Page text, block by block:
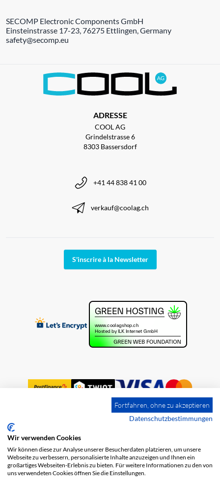
SECOMP Electronic Components GmbH
Einsteinstrasse 17-23, 76275 Ettlingen, Germany
safety@secomp.eu
ADRESSE
COOL AG
Grindelstrasse 6
8303 Bassersdorf
+41 44 838 41 00
verkauf@coolag.ch
S'inscrire à la Newsletter
Impression
Protection des données
Fortfahren, ohne zu akzeptieren
Datenschutzbestimmungen
Wir verwenden Cookies
Wir können diese zur Analyse unserer Besucherdaten platzieren, um unsere
Webseite zu verbessern, personalisierte Inhalte anzuzeigen und Ihnen ein
großartiges Webseiten-Erlebnis zu bieten. Für weitere Informationen zu den von
uns verwendeten Cookies öffnen Sie die Einstellungen.